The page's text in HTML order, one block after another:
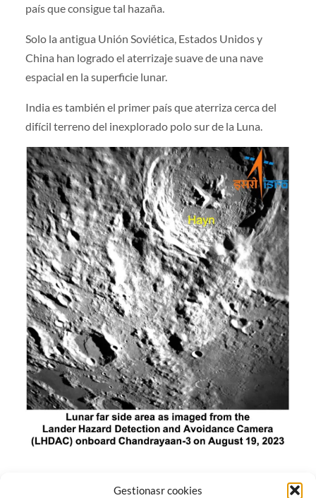
Gestionasr cookies
país que consigue tal hazaña.
Solo la antigua Unión Soviética, Estados Unidos y
China han logrado el aterrizaje suave de una nave
espacial en la superficie lunar.
India es también el primer país que aterriza cerca del
difícil terreno del inexplorado polo sur de la Luna.